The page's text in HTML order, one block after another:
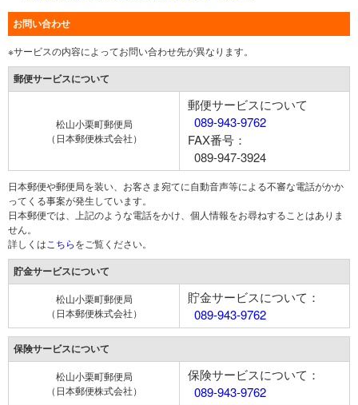
お問い合わせ
※サービスの内容によってお問い合わせ先が異なります。
郵便サービスについて
松山小栗町郵便局
（日本郵便株式会社）
郵便サービスについて
089-943-9762
FAX番号：
089-947-3924
日本郵便や郵便局を装い、お客さま宛てに自動音声等による不審な電話がかか
ってくる事案が発生しています。
日本郵便では、上記のような電話をかけ、個人情報をお尋ねすることはありま
せん。
詳しくは こちらをご覧ください。
貯金サービスについて
松山小栗町郵便局
（日本郵便株式会社）
貯金サービスについて：
089-943-9762
保険サービスについて
松山小栗町郵便局
（日本郵便株式会社）
保険サービスについて：
089-943-9762